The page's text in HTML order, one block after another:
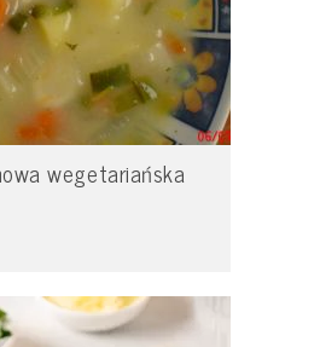
wegetariańska